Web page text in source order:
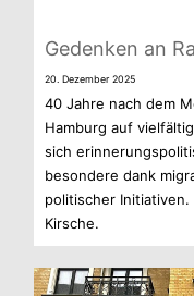
Geden­ken an
20. Dezem­ber 2025
40 Jahre nach dem
Ham­burg auf
sich
be­son­dere dank
poli­ti­scher Initia­ti­ven.
Kirsche.